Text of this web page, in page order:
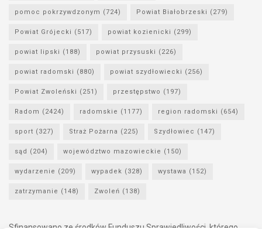
pomoc pokrzywdzonym (724) Powiat Białobrzeski (279)
Powiat Grójecki (517) powiat kozienicki (299)
powiat lipski (188) powiat przysuski (226)
powiat radomski (880) powiat szydłowiecki (256)
Powiat Zwoleński (251) przestępstwo (197)
Radom (2424) radomskie (1177) region radomski (654)
sport (327) Straż Pożarna (225) Szydłowiec (147)
sąd (204) województwo mazowieckie (150)
wydarzenie (209) wypadek (328) wystawa (152)
zatrzymanie (148) Zwoleń (138)